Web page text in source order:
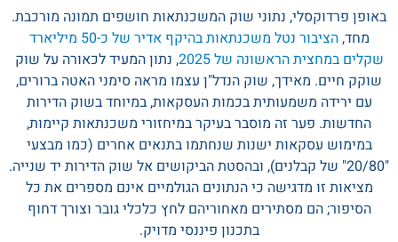
באופן פרדוקסלי, נתוני שוק המשכנתאות חושפים תמונה מורכבת.
מחד,
הציבור נטל משכנתאות בהיקף אדיר של כ-50 מיליארד
שקלים במחצית הראשונה של 2025
, נתון המעיד לכאורה על שוק
שוקק חיים. מאידך, שוק הנדל"ן עצמו מראה סימני האטה ברורים,
עם ירידה משמעותית בכמות העסקאות, במיוחד בשוק הדירות
החדשות. פער זה מוסבר בעיקר במיחזורי משכנתאות קיימות,
במימוש עסקאות ישנות שנחתמו בתנאים אחרים (כמו מבצעי
"20/80" של קבלנים), ובהסטת הביקושים אל שוק הדירות יד שנייה.
מציאות זו מדגישה כי הנתונים הגולמיים אינם מספרים את כל
הסיפור; הם מסתירים מאחוריהם לחץ כלכלי גובר וצורך דחוף
בתכנון פיננסי מדויק.